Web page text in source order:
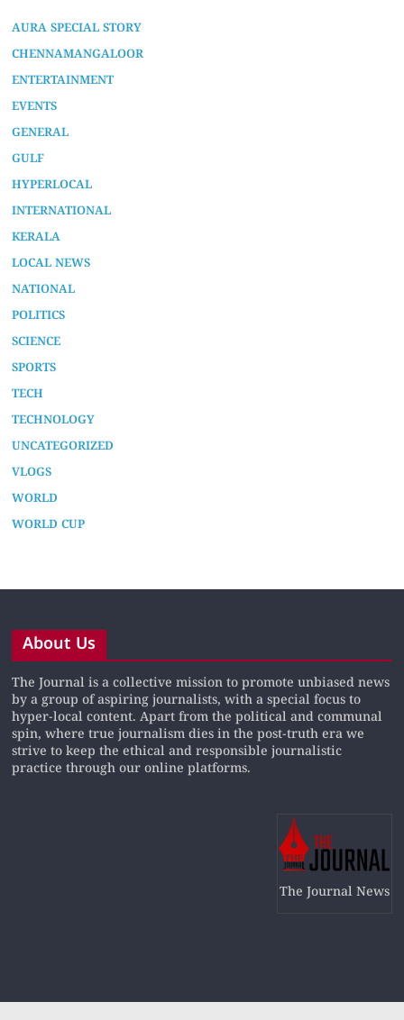
AURA SPECIAL STORY
CHENNAMANGALOOR
ENTERTAINMENT
EVENTS
GENERAL
GULF
HYPERLOCAL
INTERNATIONAL
KERALA
LOCAL NEWS
NATIONAL
POLITICS
SCIENCE
SPORTS
TECH
TECHNOLOGY
UNCATEGORIZED
VLOGS
WORLD
WORLD CUP
About Us
The Journal is a collective mission to promote unbiased news
by a group of aspiring journalists, with a special focus to
hyper-local content. Apart from the political and communal
spin, where true journalism dies in the post-truth era we
strive to keep the ethical and responsible journalistic
practice through our online platforms.
The Journal News